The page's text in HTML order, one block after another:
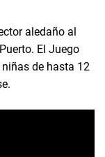
aledaño al
El Juego
de hasta 12